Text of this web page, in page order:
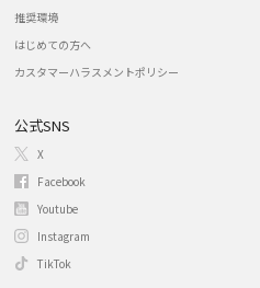
推奨環境
はじめての方へ
カスタマーハラスメントポリシー
公式SNS
X
Facebook
Youtube
Instagram
TikTok